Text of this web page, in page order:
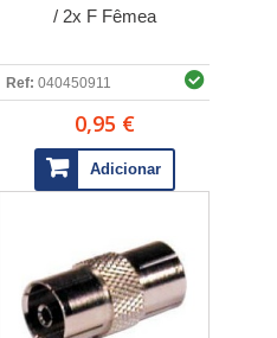
/ 2x F Fêmea
Ref: 040450911
0,95 €
Adicionar